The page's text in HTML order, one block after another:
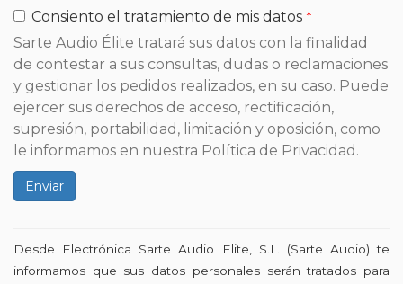
Consiento el tratamiento de mis datos
Sarte Audio Élite tratará sus datos con la finalidad
de contestar a sus consultas, dudas o reclamaciones
y gestionar los pedidos realizados, en su caso. Puede
ejercer sus derechos de acceso, rectificación,
supresión, portabilidad, limitación y oposición, como
le informamos en nuestra Política de Privacidad.
Enviar
Desde Electrónica Sarte Audio Elite, S.L. (Sarte Audio) te
informamos que sus datos personales serán tratados para